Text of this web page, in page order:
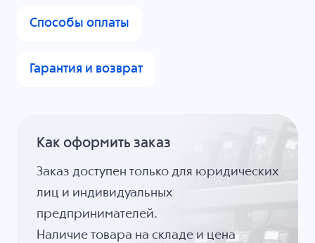
Способы оплаты
Гарантия и возврат
Как оформить заказ
Заказ доступен только для юридических
лиц и индивидуальных
предпринимателей.
Наличие товара на складе и цена